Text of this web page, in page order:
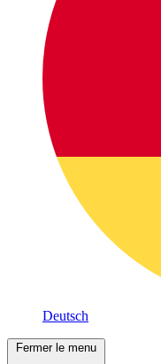
Deutsch
Fermer le menu